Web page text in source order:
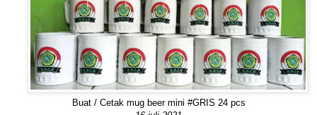
Buat / Cetak mug beer mini #GRIS 24 pcs